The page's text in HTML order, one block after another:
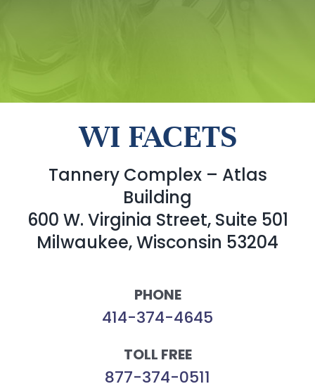
WI FACETS
Tannery Complex – Atlas
Building
600 W. Virginia Street, Suite 501
Milwaukee, Wisconsin 53204
PHONE
414-374-4645
TOLL FREE
877-374-0511